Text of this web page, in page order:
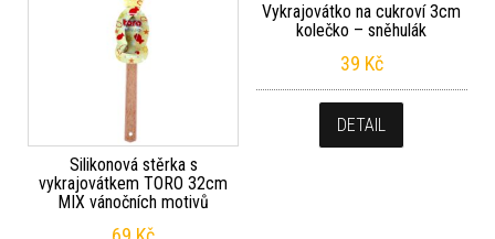
Silikonová stěrka s
vykrajovátkem TORO 32cm
MIX vánočních motivů
Vykrajovátko na cukroví 3cm
kolečko – sněhulák
39 Kč
DETAIL